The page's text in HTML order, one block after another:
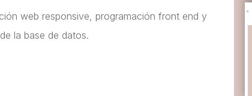
web responsive, programación front end y
la base de datos.